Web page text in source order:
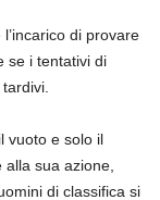
di provare
se i tentativi di
vuoto e solo il
sua azione,
di classifica si